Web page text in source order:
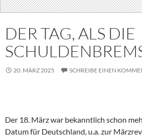
DER TAG, ALS DIE
20. MÄRZ 2025 SCHREIBE EINEN
Der 18. März war bekanntlich schon
Datum für Deutschland, u.a. zur